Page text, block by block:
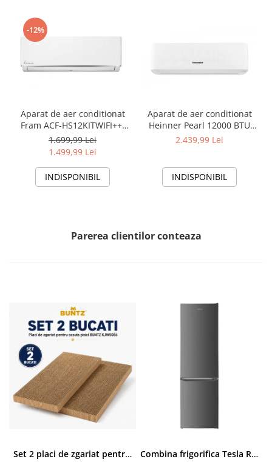
-12%
Aparat de aer conditionat
Fram ACF-HS12KITWIFI++,
12000 BTU, Wifi, Kit
instalare inclus, Functie
Sleep, Clasa A++
1.699,99 Lei
1.499,99 Lei
INDISPONIBIL
Aparat de aer conditionat
Heinner Pearl 12000 BTU
Wi-Fi, Clasa A+++/A+++, AI
alb
2.439,99 Lei
INDISPONIBIL
Parerea clientilor conteaza
Set 2 placi de zgariat pentru casuta pisici BUNTZ KJW5086, compatibile cu casuta 59 x 28.5 x 35 cm Combina frigorifica Tesla RC2600HXE, 262 l, Clasa E, Iluminare LED, dezghetare automata frigider, H 180 cm, Inox